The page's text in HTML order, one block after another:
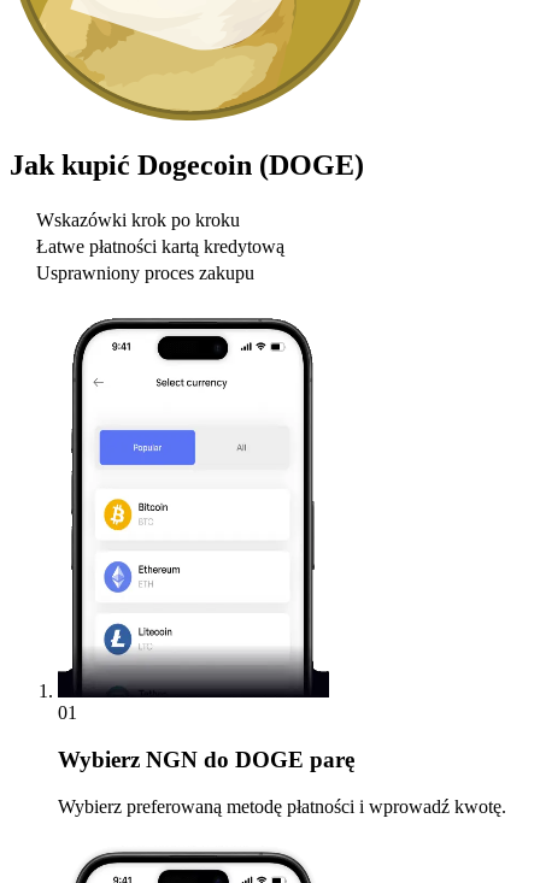
Jak kupić Dogecoin (DOGE)
Wskazówki krok po kroku
Łatwe płatności kartą kredytową
Usprawniony proces zakupu
01
Wybierz NGN do DOGE parę
Wybierz preferowaną metodę płatności i wprowadź kwotę.